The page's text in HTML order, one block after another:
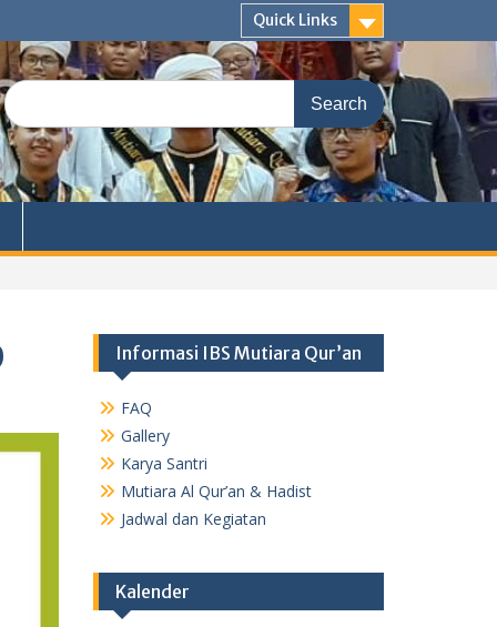
Quick Links
Search
for:
Informasi IBS Mutiara Qur’an
FAQ
Gallery
Karya Santri
Mutiara Al Qur’an & Hadist
Jadwal dan Kegiatan
Kalender